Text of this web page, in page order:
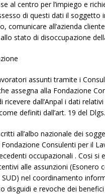
al centro per l’impiego e
di questi dati il soggetto
comunicare all’azienda
stato di disoccupazione
assunti tramite i
assegna alla Fondazione
dall’Anpal i dati
definiti dall’art. 19 del
all’albo nazionale dei
Consulenti per il
occupazionali . Cosi si
alle assunzioni (Esonero
nel coordinamento
disguidi e revoche dei